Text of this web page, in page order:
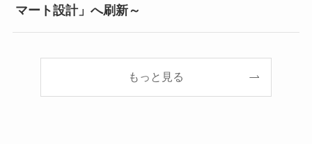
マート設計」へ刷新～
もっと見る